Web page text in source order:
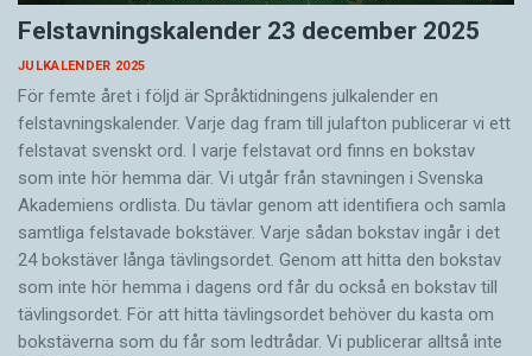
Felstavningskalender 23 december 2025
JULKALENDER 2025
För femte året i följd är Språktidningens julkalender en
felstavningskalender. Varje dag fram till julafton publicerar vi ett
felstavat svenskt ord. I varje felstavat ord finns en bokstav
som inte hör hemma där. Vi utgår från stavningen i Svenska
Akademiens ordlista. Du tävlar genom att identifiera och samla
samtliga felstavade bokstäver. Varje sådan bokstav ingår i det
24 bokstäver långa tävlingsordet. Genom att hitta den bokstav
som inte hör hemma i dagens ord får du också en bokstav till
tävlingsordet. För att hitta tävlingsordet behöver du kasta om
bokstäverna som du får som ledtrådar. Vi publicerar alltså inte